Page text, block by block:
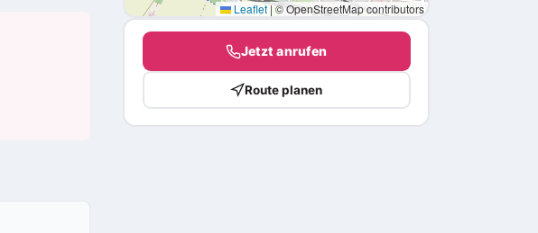
Leaflet|© OpenStreetMap contributors
Jetzt anrufen
Route planen